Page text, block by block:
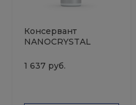
Консервант
NANOCRYSTAL
KochChemie
1 637 руб.